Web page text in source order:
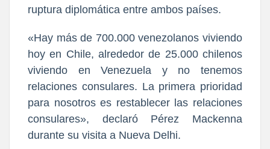
ruptura diplomática entre ambos países.
«Hay más de 700.000 venezolanos viviendo
hoy en Chile, alrededor de 25.000 chilenos
viviendo en Venezuela y no tenemos
relaciones consulares. La primera prioridad
para nosotros es restablecer las relaciones
consulares», declaró Pérez Mackenna
durante su visita a Nueva Delhi.